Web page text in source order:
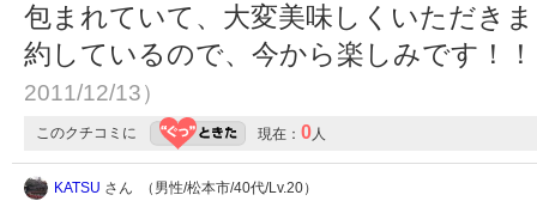
包まれていて、大変美味しくいただき
約しているので、今から楽しみです！
2011/12/13）
このクチコミに 現在： 0人
KATSU さん （男性/松本市/40代/Lv.20）